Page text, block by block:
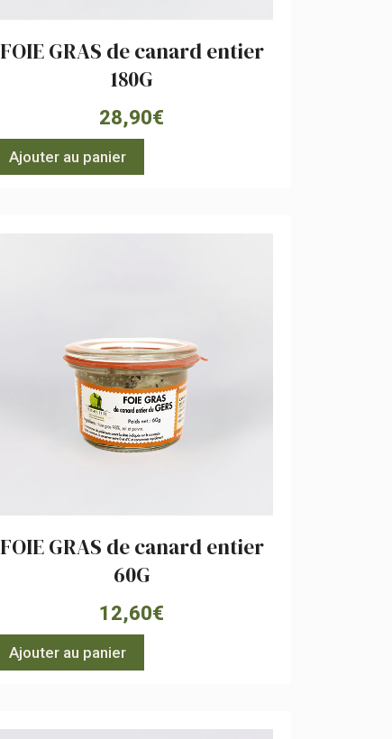
FOIE GRAS de canard entier
180G
28,90€
Ajouter au panier
FOIE GRAS de canard entier
60G
12,60€
Ajouter au panier